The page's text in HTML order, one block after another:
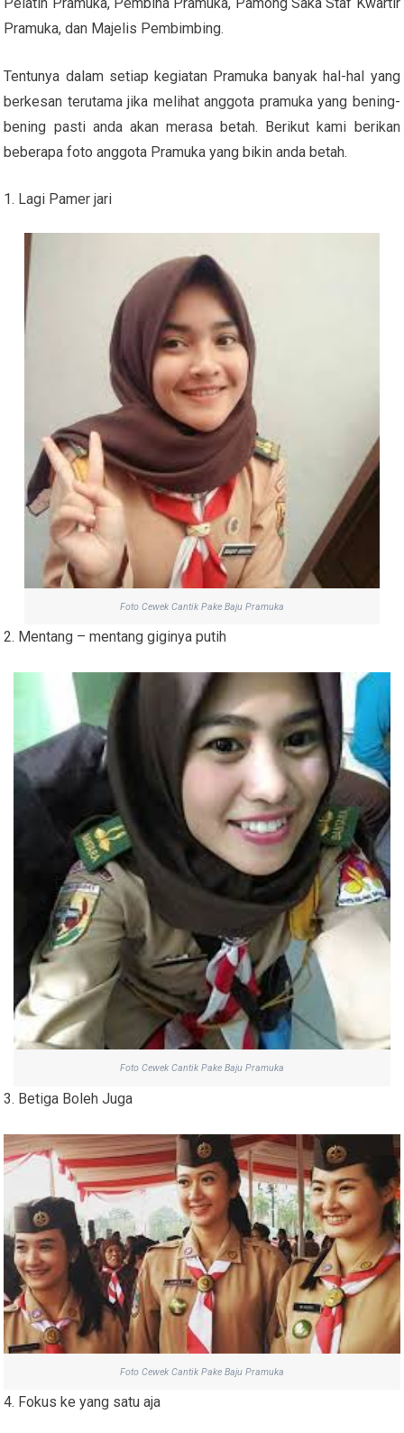
Pramuka, dan Majelis Pembimbing.
Tentunya dalam setiap kegiatan Pramuka banyak hal-hal yang
berkesan terutama jika melihat anggota pramuka yang bening-
bening pasti anda akan merasa betah. Berikut kami berikan
beberapa foto anggota Pramuka yang bikin anda betah.
Lagi Pamer jari
Foto Cewek Cantik Pake Baju Pramuka
2. Mentang – mentang giginya putih
Foto Cewek Cantik Pake Baju Pramuka
3. Betiga Boleh Juga
Foto Cewek Cantik Pake Baju Pramuka
4. Fokus ke yang satu aja